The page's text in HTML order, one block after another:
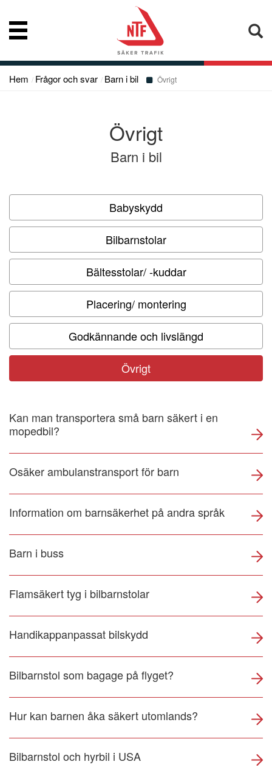
Nyheter
Konsumentupplysning
Frågor och svar
Om NTF
NTF Anser
Hem Frågor och svar Barn i bil Övrigt
Övrigt
Barn i bil
Babyskydd
Bilbarnstolar
Bältesstolar/ -kuddar
Placering/ montering
Godkännande och livslängd
Övrigt
Kan man transportera små barn säkert i en
mopedbil?
Osäker ambulanstransport för barn
Information om barnsäkerhet på andra språk
Barn i buss
Flamsäkert tyg i bilbarnstolar
Handikappanpassat bilskydd
Bilbarnstol som bagage på flyget?
Hur kan barnen åka säkert utomlands?
Bilbarnstol och hyrbil i USA